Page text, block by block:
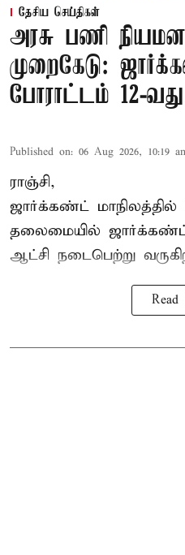
தேசிய செய்திகள்
அரசு பணி
முறைகேடு:
போராட்டம் 12-வது
Published on: 06 Aug 2026, 10:19
ராஞ்சி,
ஜார்க்கண்ட்
தலைமையில் ஜார்க்கண்ட்
ஆட்சி நடைபெற்று
Read